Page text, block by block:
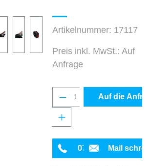
Artikelnummer: 17117
Preis inkl. MwSt.: Auf
Anfrage
Produkt Anzahl:
Auf die
0711 342934-0
Mail